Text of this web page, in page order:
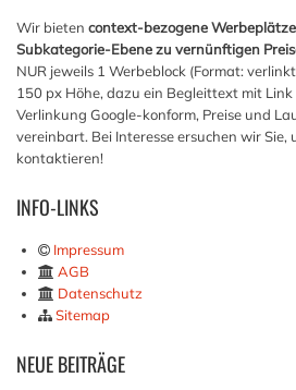
Wir bieten context-bezogene
Subkategorie-Ebene zu vernünftigen
NUR jeweils 1 Werbeblock (Format:
150 px Höhe, dazu ein Begleittext mit Link
Verlinkung Google-konform, Preise und
vereinbart. Bei Interesse ersuchen wir Sie,
kontaktieren!
INFO-LINKS
Impressum
AGB
Datenschutz
Sitemap
NEUEBEITRÄGE